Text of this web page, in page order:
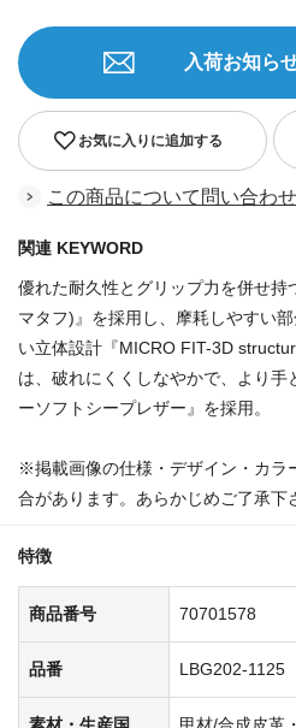
お気に入りに追加する
入荷お知ら
この商品について問い合わ
関連 KEYWORD
優れた耐久性とグリップ力を併せ持
マタフ)』を採用し、摩耗しやすい
い立体設計『MICRO FIT-3D
は、破れにくくしなやかで、より
ーソフトシープレザー』を採用。
※掲載画像の仕様・デザイン・カラ
合があります。あらかじめご了承下
特徴
商品番号 70701578
品番 LBG202-1125